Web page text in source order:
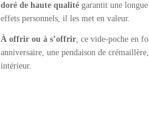
doré de haute qualitégarantit une longue
effets personnels, il les met en valeur.
À offrir ou à s’offrir, ce vide-poche en
anniversaire, une pendaison de
intérieur.